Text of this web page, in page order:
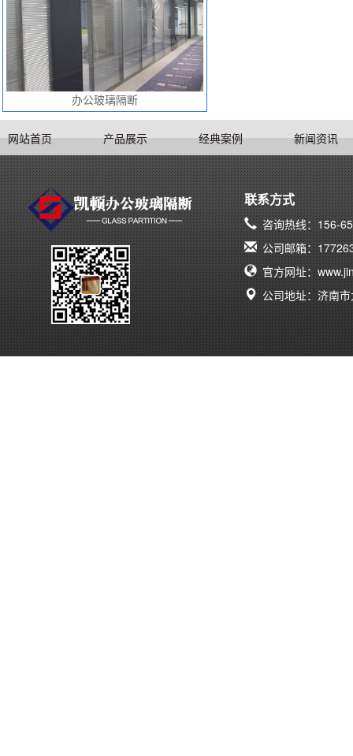
办公玻璃隔断
网站首页 产品展示 经典案例 新闻资讯
联系方式
咨询热线：156-
公司邮箱：
官方网址：
公司地址：济南